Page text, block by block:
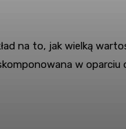
na to, jak wielką
w oparciu